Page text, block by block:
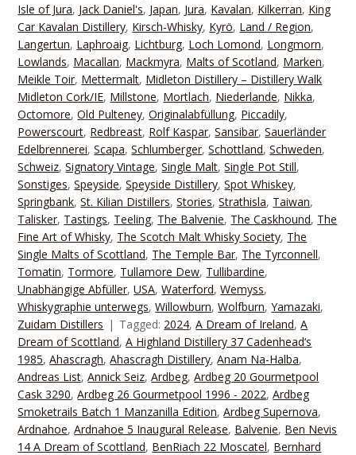
Isle of Jura, Jack Daniel's, Japan, Jura, Kavalan, Kilkerran, King
Car Kavalan Distillery, Kirsch-Whisky, Kyrö, Land / Region,
Langertun, Laphroaig, Lichtburg, Loch Lomond, Longmorn,
Lowlands, Macallan, Mackmyra, Malts of Scotland, Marken,
Meikle Toir, Mettermalt, Midleton Distillery – Distillery Walk
Midleton Cork/IE, Millstone, Mortlach, Niederlande, Nikka,
Octomore,Old Pulteney,Originalabfüllung, Piccadily,
Powerscourt, Redbreast, Rolf Kaspar,Sansibar,Sauerländer
Edelbrennerei,Scapa,Schlumberger,Schottland,Schweden,
Schweiz,Signatory Vintage,Single Malt,Single Pot Still,
Sonstiges,Speyside,Speyside Distillery,Spot Whiskey,
Springbank,St. Kilian Distillers,Stories,Strathisla, Taiwan,
Talisker, Tastings, Teeling, The Balvenie, The Caskhound, The
Fine Art of Whisky, The Scotch Malt Whisky Society, The
Single Malts of Scottland, The Temple Bar, The Tyrconnell,
Tomatin, Tormore, Tullamore Dew, Tullibardine,
Unabhängige Abfüller,USA,Waterford,Wemyss,
Whiskygraphie unterwegs,Willowburn,Wolfburn,Yamazaki,
Zuidam Distillers
Tagged: 2024,A Dream of Ireland,A
Dream of Scottland,A Highland Distillery 37 Cadenhead‘s
1985,Ahascragh,Ahascragh Distillery,Anam Na-Halba,
Andreas List,Annick Seiz,Ardbeg,Ardbeg 20 Gourmetpool
Cask 3290,Ardbeg 26 Gourmetpool 1996 - 2022,Ardbeg
Smoketrails Batch 1 Manzanilla Edition,Ardbeg Supernova,
Ardnahoe,Ardnahoe 5 Inaugural Release, Balvenie, Ben Nevis
14 A Dream of Scottland, BenRiach 22 Moscatel, Bernhard